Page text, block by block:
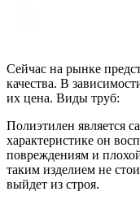
Сейчас на рынке
качества. В
их цена. Виды труб:
Полиэтилен является
характеристике он
повреждениям и
таким изделием не
выйдет из строя.